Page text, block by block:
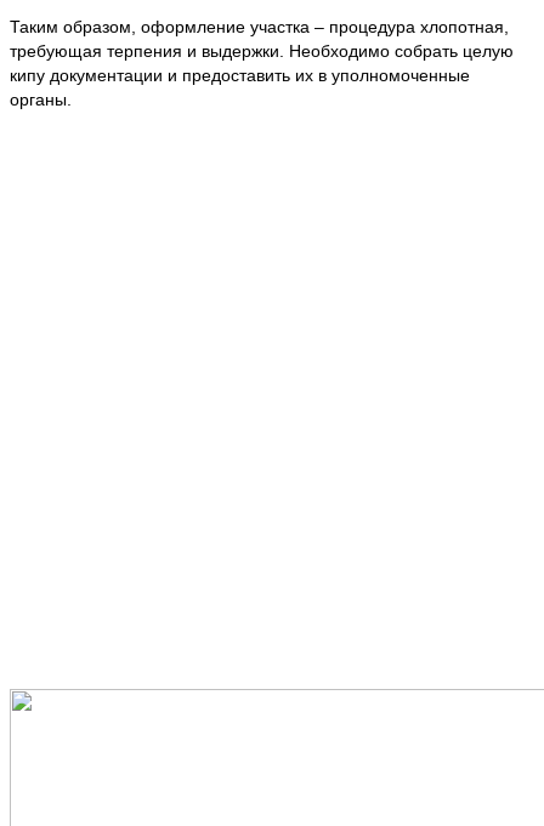
Таким образом, оформление участка – процедура хлопотная,
требующая терпения и выдержки. Необходимо собрать целую
кипу документации и предоставить их в уполномоченные
органы.